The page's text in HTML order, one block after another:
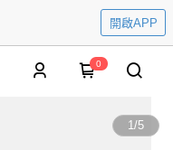
開啟APP
0
1/5